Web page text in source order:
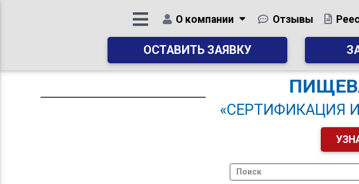
О компании Отзывы
ОСТАВИТЬ ЗАЯВКУ
«СЕРТИФИКАЦИЯ